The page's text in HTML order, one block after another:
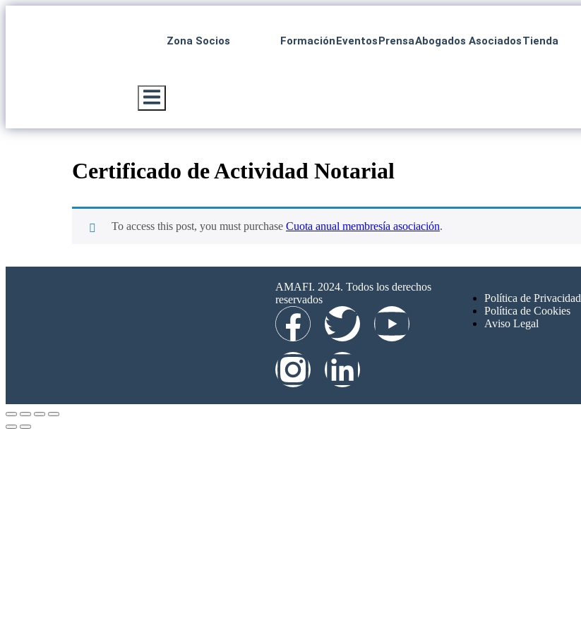
Zona Socios FormaciónEventosPrensaAbogados AsociadosTienda
Menú conmutador hamburguesa
Certificado de Actividad Notarial
To access this post, you must purchase Cuota anual membresía asociación.
AMAFI. 2024. Todos los derechos
reservados
Política de Privacidad
Política de Cookies
Aviso Legal